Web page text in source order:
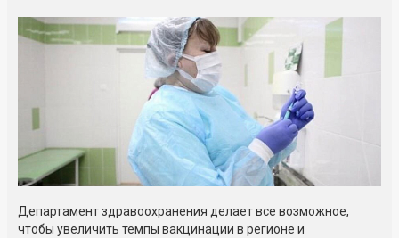
Департамент здравоохранения делает все возможное,
чтобы увеличить темпы вакцинации в регионе и